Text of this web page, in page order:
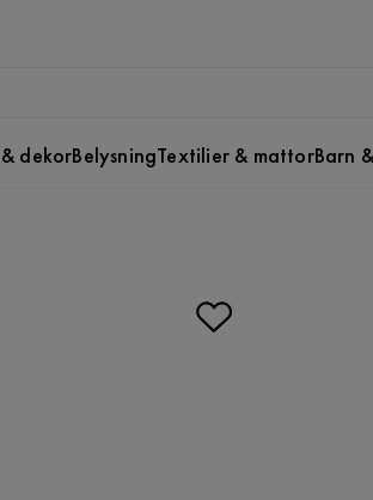
dekorBelysningTextilier & mattorBarn